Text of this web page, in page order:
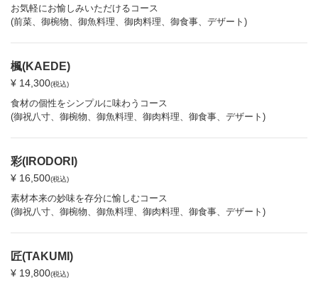
お気軽にお愉しみいただけるコース
(前菜、御椀物、御魚料理、御肉料理、御食事、デザート)
楓(KAEDE)
¥ 14,300(税込)
食材の個性をシンプルに味わうコース
(御祝八寸、御椀物、御魚料理、御肉料理、御食事、デザート)
彩(IRODORI)
¥ 16,500(税込)
素材本来の妙味を存分に愉しむコース
(御祝八寸、御椀物、御魚料理、御肉料理、御食事、デザート)
匠(TAKUMI)
¥ 19,800(税込)